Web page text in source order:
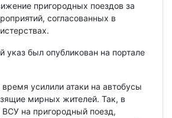
пригородных поездов за
согласованных в
указ был опубликован на портале
усилили атаки на автобусы
мирных жителей. Так, в
ВСУ на пригородный поезд,